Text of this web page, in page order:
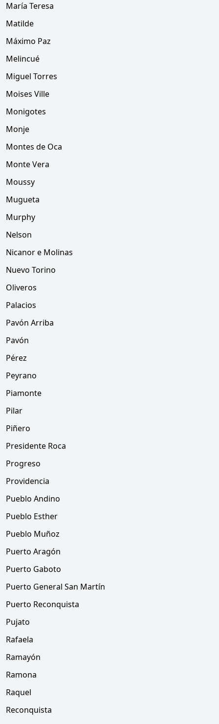
María Teresa
Matilde
Máximo Paz
Melincué
Miguel Torres
Moises Ville
Monigotes
Monje
Montes de Oca
Monte Vera
Moussy
Mugueta
Murphy
Nelson
Nicanor e Molinas
Nuevo Torino
Oliveros
Palacios
Pavón Arriba
Pavón
Pérez
Peyrano
Piamonte
Pilar
Piñero
Presidente Roca
Progreso
Providencia
Pueblo Andino
Pueblo Esther
Pueblo Muñoz
Puerto Aragón
Puerto Gaboto
Puerto General San Martín
Puerto Reconquista
Pujato
Rafaela
Ramayón
Ramona
Raquel
Reconquista